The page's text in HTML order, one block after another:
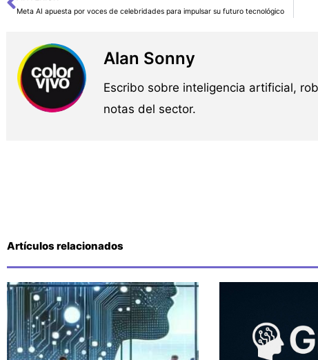
Ant
Meta AI apuesta por voces de celebridades para impulsar su futuro tecnológico
Alan Sonny
Escribo sobre inteligencia artificial,
notas del sector.
Artículos relacionados